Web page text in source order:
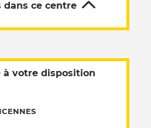
dans ce centre
à votre disposition